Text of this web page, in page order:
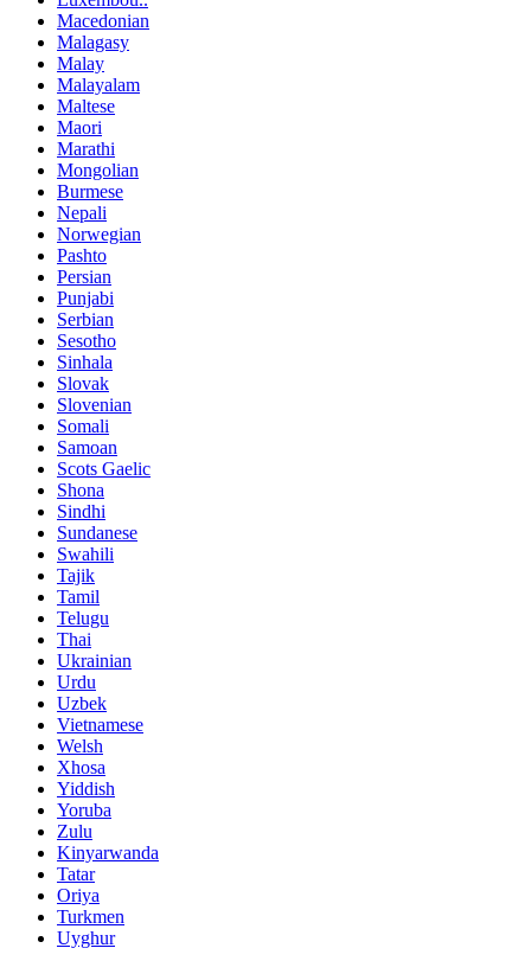
Macedonian
Malagasy
Malay
Malayalam
Maltese
Maori
Marathi
Mongolian
Burmese
Nepali
Norwegian
Pashto
Persian
Punjabi
Serbian
Sesotho
Sinhala
Slovak
Slovenian
Somali
Samoan
Scots Gaelic
Shona
Sindhi
Sundanese
Swahili
Tajik
Tamil
Telugu
Thai
Ukrainian
Urdu
Uzbek
Vietnamese
Welsh
Xhosa
Yiddish
Yoruba
Zulu
Kinyarwanda
Tatar
Oriya
Turkmen
Uyghur